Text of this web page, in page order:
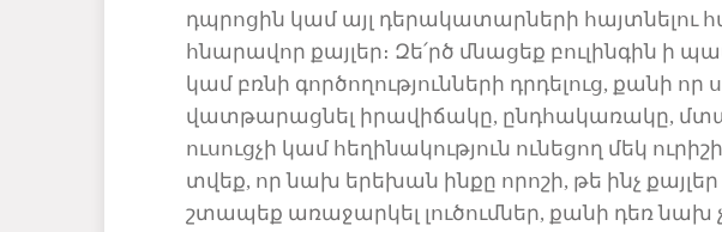
դպրոցին կամ այլ դերակատարների հայտնելու
հնարավոր քայլեր։ Զե՛րծ մնացեք բուլինգին ի
կամ բռնի գործողությունների դրդելուց, քանի
վատթարացնել իրավիճակը, ընդհակառակը,
ուսուցչի կամ հեղինակություն ունեցող մեկ
տվեք, որ նախ երեխան ինքը որոշի, թե ինչ
շտապեք առաջարկել լուծումներ, քանի դեռնախ